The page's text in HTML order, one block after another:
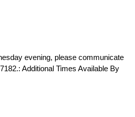
evening, please communicate
Additional Times Available By